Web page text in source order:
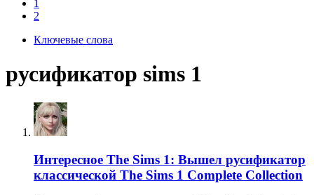
1
2
Ключевые слова
русификатор sims 1
Интересное The Sims 1: Вышел русификатор
классической The Sims 1 Complete Collection